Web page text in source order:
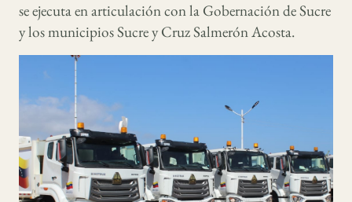
se ejecuta en articulación con la Gobernación de Sucre
y los municipios Sucre y Cruz Salmerón Acosta.